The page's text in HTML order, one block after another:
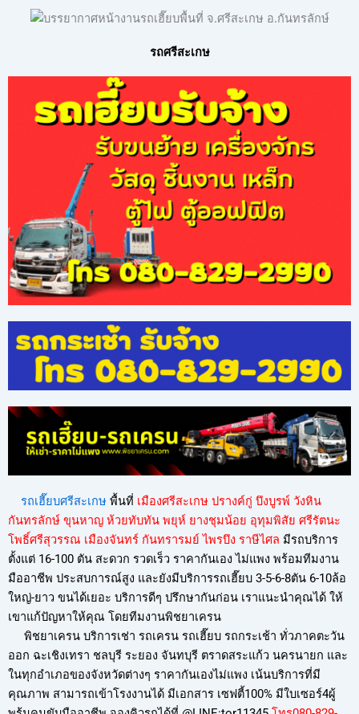
รถศรีสะเกษ
รถเฮี๊ยบศรีสะเกษ พื้นที่ เมืองศรีสะเกษ ปรางค์กู่ บึงบูรพ์ วังหิน
กันทรลักษ์ ขุนหาญ ห้วยทับทัน พยุห์ ยางชุมน้อย อุทุมพิสัย ศรีรัตนะ
โพธิ์ศรีสุวรรณ เมืองจันทร์ กันทรารมย์ ไพรบึง ราษีไศล มีรถบริการ
ตั้งแต่ 16-100 ตัน สะดวก รวดเร็ว ราคากันเอง ไม่แพง พร้อมทีมงาน
มืออาชีพ ประสบการณ์สูง และยังมีบริการรถเฮี๊ยบ 3-5-6-8ตัน 6-10ล้อ
ใหญ่-ยาว ขนได้เยอะ บริการดีๆ ปรึกษากันก่อน เราแนะนำคุณได้ ให้
เขาแก้ปัญหาให้คุณ โดยทีมงานพิชยาเครน
พิชยาเครน บริการเช่า รถเครน รถเฮี๊ยบ รถกระเช้า ทั่วภาคตะวัน
ออก ฉะเชิงเทรา ชลบุรี ระยอง จันทบุรี ตราดสระแก้ว นครนายก และ
ในทุกอำเภอของจังหวัดต่างๆ ราคากันเองไม่แพง เน้นบริการที่มี
คุณภาพ สามารถเข้าโรงงานได้ มีเอกสาร เซฟตี้100% มีใบเซอร์4ผู้